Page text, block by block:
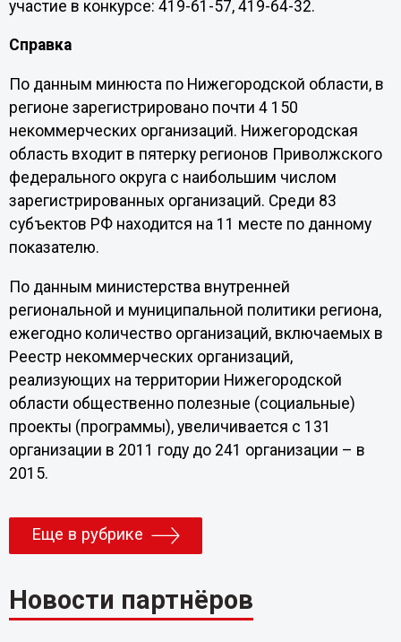
участие в конкурсе: 419-61-57, 419-64-32.
Справка
По данным минюста по Нижегородской области, в
регионе зарегистрировано почти 4 150
некоммерческих организаций. Нижегородская
область входит в пятерку регионов Приволжского
федерального округа с наибольшим числом
зарегистрированных организаций. Среди 83
субъектов РФ находится на 11 месте по данному
показателю.
По данным министерства внутренней
региональной и муниципальной политики региона,
ежегодно количество организаций, включаемых в
Реестр некоммерческих организаций,
реализующих на территории Нижегородской
области общественно полезные (социальные)
проекты (программы), увеличивается с 131
организации в 2011 году до 241 организации – в
2015.
Еще в рубрике
Новости партнёров